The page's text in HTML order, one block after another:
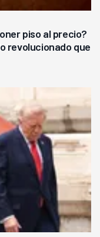
piso al precio?
revolucionado que